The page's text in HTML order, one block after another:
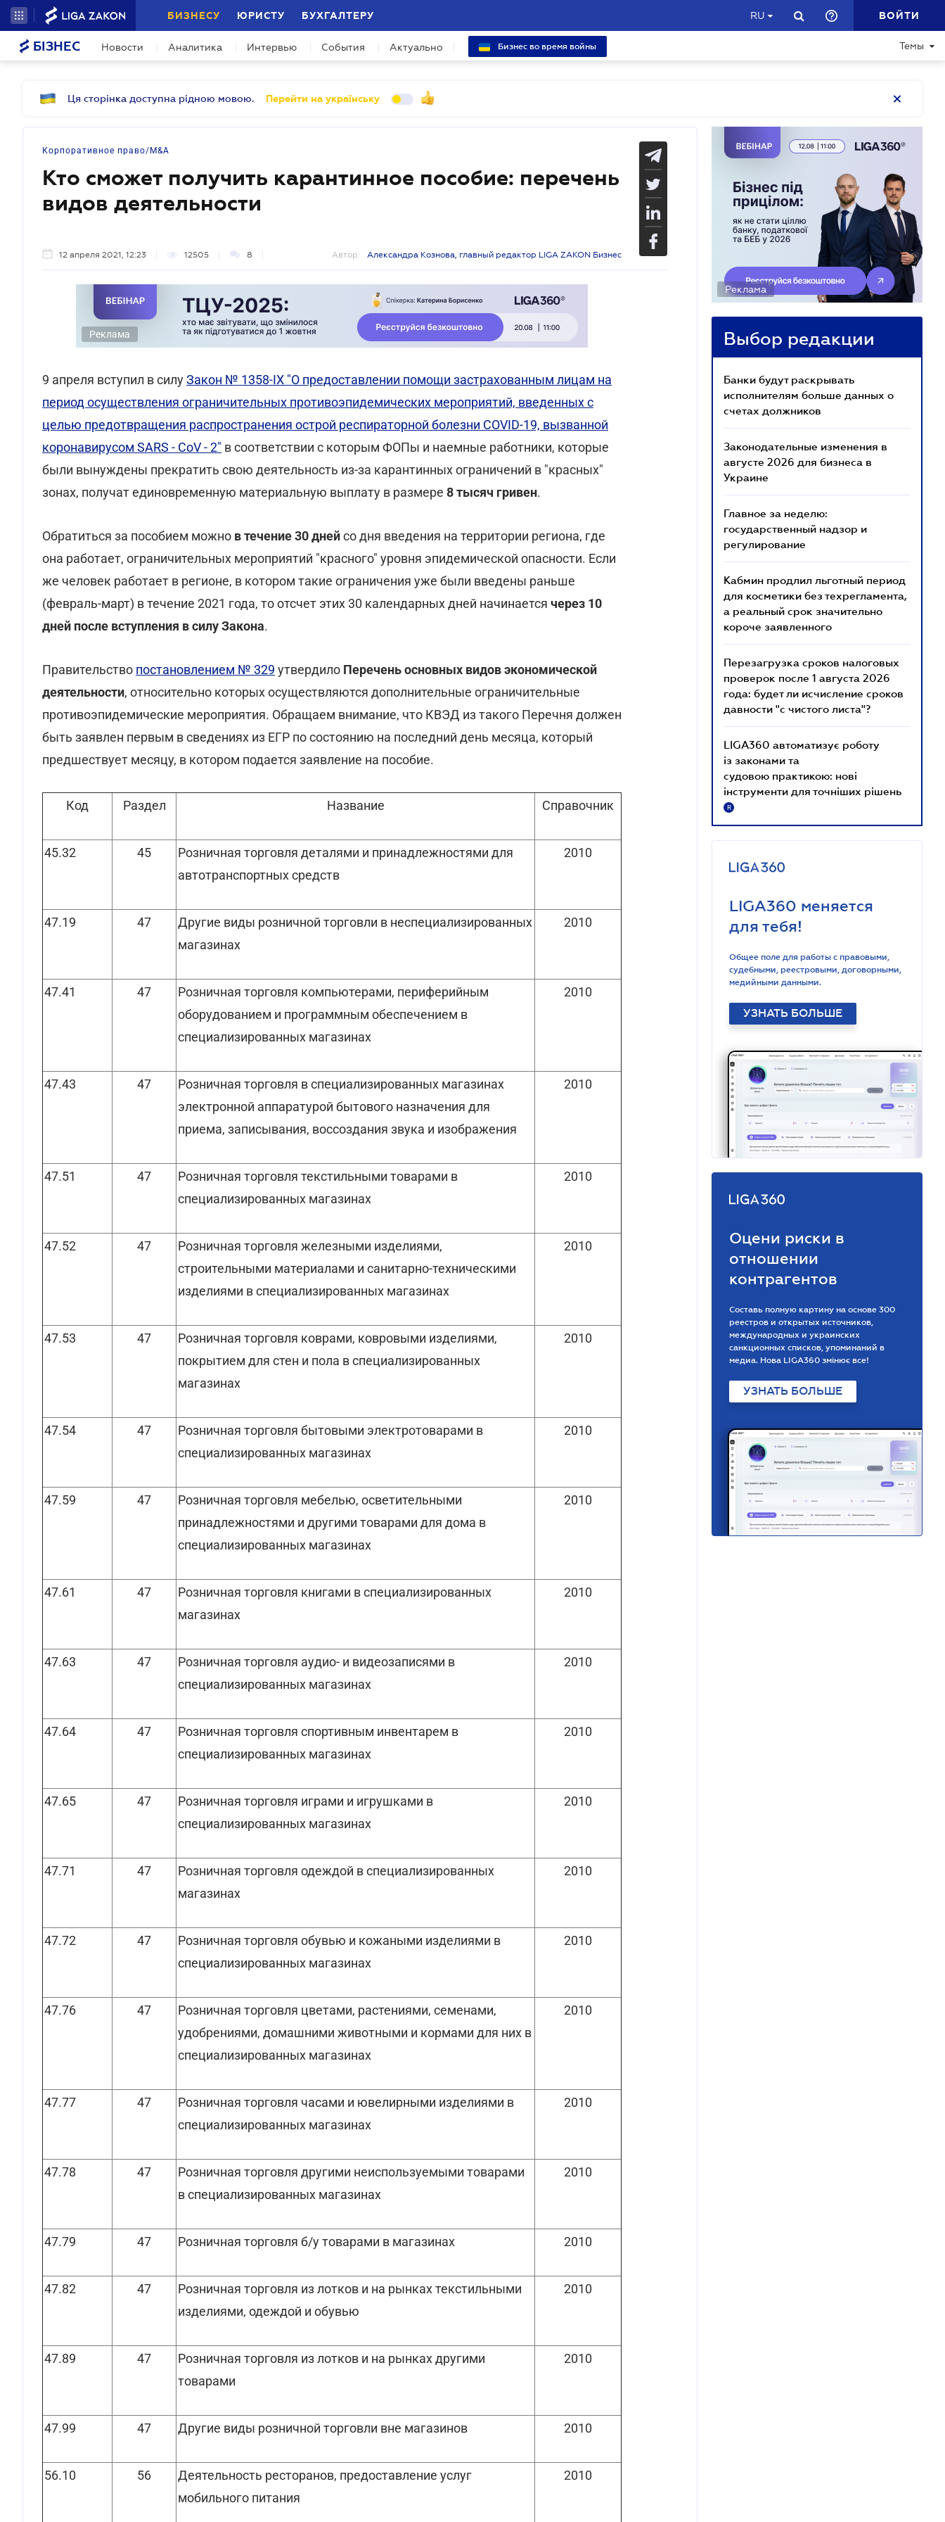
БИЗНЕСУ ЮРИСТУ БУХГАЛТЕРУ RU ВОЙТИ
БІЗНЕС Новости Аналитика Интервью События Актуально Бизнес во время войны Темы
Ця сторінка доступна рідною мовою. Перейти на українську
Корпоративное право/M&A
Кто сможет получить карантинное пособие: перечень
видов деятельности
12 апреля 2021, 12:23 12505 8 Автор: Александра Кознова, главный редактор LIGA ZAKON Бизнес
Реклама
9 апреля вступил в силуЗакон № 1358-ІХ "О предоставлении помощи застрахованным лицам на
период осуществления ограничительных противоэпидемических мероприятий, введенных с
целью предотвращения распространения острой респираторной болезни COVID-19, вызванной
коронавирусом SARS - CoV - 2" в соответствии с которым ФОПы и наемные работники, которые
были вынуждены прекратить свою деятельность из-за карантинных ограничений в "красных"
зонах, получат единовременную материальную выплату в размере 8 тысяч гривен.
Обратиться за пособием можно в течение 30 днейсо дня введения на территории региона, где
она работает, ограничительных мероприятий "красного" уровня эпидемической опасности. Если
же человек работает в регионе, в котором такие ограничения уже были введены раньше
(февраль-март) в течение 2021 года, то отсчет этих 30 календарных дней начинается через 10
дней после вступления в силу Закона.
Правительство постановлением № 329 утвердило Перечень основных видов экономической
деятельности, относительно которых осуществляются дополнительные ограничительные
противоэпидемические мероприятия. Обращаем внимание, что КВЭД из такого Перечня должен
быть заявлен первым в сведениях из ЕГР по состоянию на последний день месяца, который
предшествует месяцу, в котором подается заявление на пособие.
Код Раздел Название Справочник
45.32 45
Розничная торговля деталями и принадлежностями для
автотранспортных средств
2010
47.19 47
Другие виды розничной торговли в неспециализированных
магазинах
2010
47.41 47
Розничная торговля компьютерами, периферийным
оборудованием и программным обеспечением в
специализированных магазинах
2010
47.43 47
Розничная торговля в специализированных магазинах
электронной аппаратурой бытового назначения для
приема, записывания, воссоздания звука и изображения
2010
47.51 47
Розничная торговля текстильными товарами в
специализированных магазинах
2010
47.52 47
Розничная торговля железными изделиями,
строительными материалами и санитарно-техническими
изделиями в специализированных магазинах
2010
47.53 47
Розничная торговля коврами, ковровыми изделиями,
покрытием для стен и пола в специализированных
магазинах
2010
47.54 47
Розничная торговля бытовыми электротоварами в
специализированных магазинах
2010
47.59 47
Розничная торговля мебелью, осветительными
принадлежностями и другими товарами для дома в
специализированных магазинах
2010
47.61 47
Розничная торговля книгами в специализированных
магазинах
2010
47.63 47
Розничная торговля аудио- и видеозаписями в
специализированных магазинах
2010
47.64 47
Розничная торговля спортивным инвентарем в
специализированных магазинах
2010
47.65 47
Розничная торговля играми и игрушками в
специализированных магазинах
2010
47.71 47
Розничная торговля одеждой в специализированных
магазинах
2010
47.72 47
Розничная торговля обувью и кожаными изделиями в
специализированных магазинах
2010
47.76 47
Розничная торговля цветами, растениями, семенами,
удобрениями, домашними животными и кормами для них в
специализированных магазинах
2010
47.77 47
Розничная торговля часами и ювелирными изделиями в
специализированных магазинах
2010
47.78 47
Розничная торговля другими неиспользуемыми товарами
в специализированных магазинах
2010
47.79 47 Розничная торговля б/у товарами в магазинах 2010
47.82 47
Розничная торговля из лотков и на рынках текстильными
изделиями, одеждой и обувью
2010
47.89 47
Розничная торговля из лотков и на рынках другими
товарами
2010
47.99 47 Другие виды розничной торговли вне магазинов 2010
56.10 56
Деятельность ресторанов, предоставление услуг
мобильного питания
2010
Реклама
Выбор редакции
Банки будут раскрывать
исполнителям больше данных о
счетах должников
Законодательные изменения в
августе 2026 для бизнеса в
Украине
Главное за неделю:
государственный надзор и
регулирование
Кабмин продлил льготный период
для косметики без техрегламента,
а реальный срок значительно
короче заявленного
Перезагрузка сроков налоговых
проверок после 1 августа 2026
года: будет ли исчисление сроков
давности "с чистого листа"?
LIGA360 автоматизує роботу
із законами та
судовою практикою: нові
інструменти для точніших рішень
R
LIGA360 меняется
для тебя!
Общее поле для работы с правовыми,
судебными, реестровыми, договорными,
медийными данными.
УЗНАТЬ БОЛЬШЕ
Оцени риски в
отношении
контрагентов
Составь полную картину на основе 300
реестров и открытых источников,
международных и украинских
санкционных списков, упоминаний в
медиа. Нова LIGA360 змінює все!
УЗНАТЬ БОЛЬШЕ